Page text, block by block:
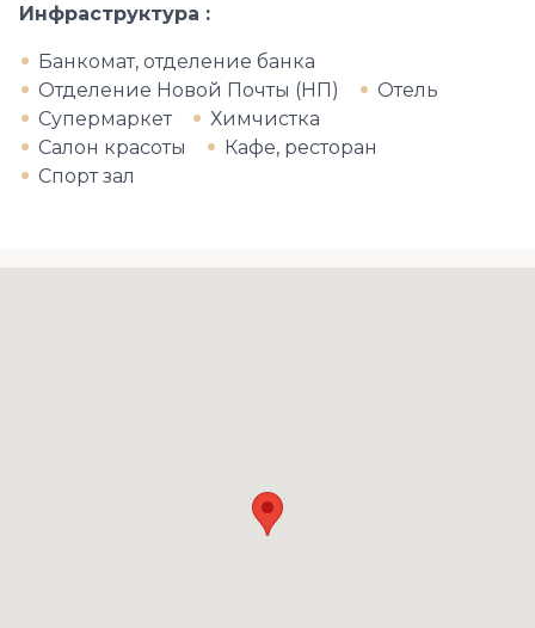
Инфраструктура
Банкомат, отделение банка
Отделение Новой Почты (НП)
Отель
Супермаркет
Химчистка
Салон красоты
Кафе, ресторан
Спорт зал